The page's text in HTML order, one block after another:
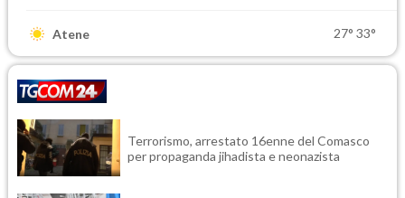
Atene 27° 33°
Terrorismo, arrestato 16enne del Comasco
per propaganda jihadista e neonazista